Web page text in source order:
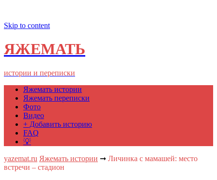
Skip to content
ЯЖЕМАТЬ
истории и переписки
Яжемать истории
Яжемать переписки
Фото
Видео
+ Добавить историю
FAQ
💡
yazemat.ru Яжемать истории ➞ Личинка с мамашей: место
встречи – стадион